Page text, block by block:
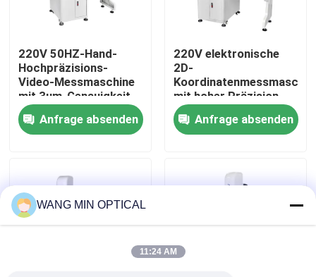
Werksbesichtigung
Qualitätskontrolle
Kontakt mit uns
Neuigkeiten
Rechtssachen
220V 50HZ-Hand-
Hochpräzisions-
Video-Messmaschine
mit 3um-Genauigkeit
für 2D-
Koordinatenmessung
Anfrage absenden
220V elektronische
2D-
mit hoher Präzision,
3+L/200um
Genauigkeit und
Marmor-Edelstahl-
Anfrage absenden
WANG MIN OPTICAL
11:24 AM